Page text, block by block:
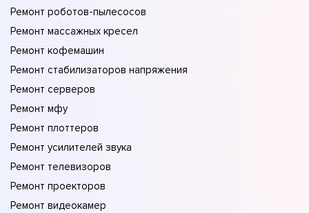
Ремонт роботов-пылесосов
Ремонт массажных кресел
Ремонт кофемашин
Ремонт стабилизаторов напряжения
Ремонт серверов
Ремонт мфу
Ремонт плоттеров
Ремонт усилителей звука
Ремонт телевизоров
Ремонт проекторов
Ремонт видеокамер